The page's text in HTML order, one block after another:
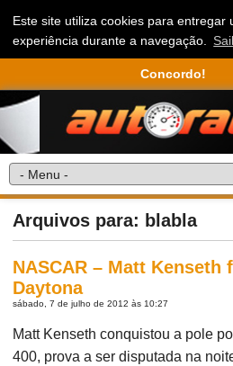
Este site utiliza cookies para entregar
experiência durante a navegação.
Concordo!
Arquivos para: blabla
NASCAR – Matt Kenseth
Daytona
sábado, 7 de julho de 2012 às 10:27
Matt Kenseth conquistou a pole
400, prova a ser disputada na